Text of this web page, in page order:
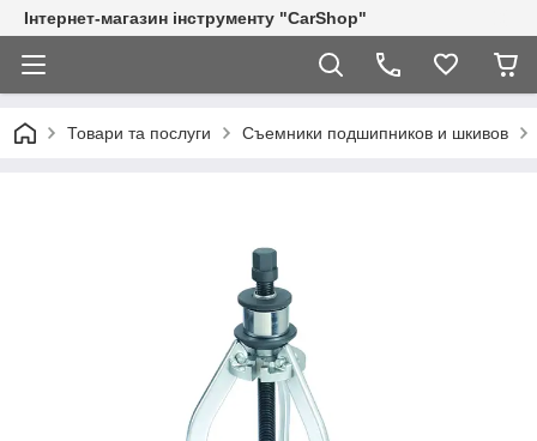
Інтернет-магазин інструменту "CarShop"
Товари та послуги Съемники подшипников и шкивов